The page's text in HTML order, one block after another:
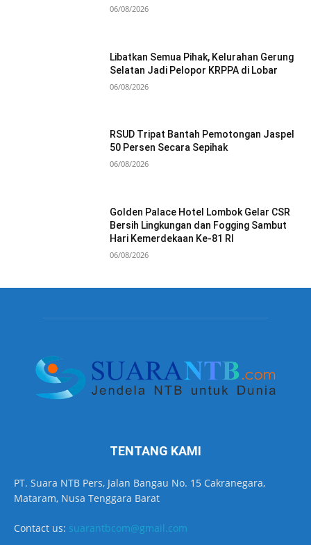
06/08/2026
Libatkan Semua Pihak, Kelurahan Gerung
Selatan Jadi Pelopor KRPPA di Lobar
06/08/2026
RSUD Tripat Bantah Pemotongan Jaspel
50 Persen Secara Sepihak
06/08/2026
Golden Palace Hotel Lombok Gelar CSR
Bersih Lingkungan dan Fogging Sambut
Hari Kemerdekaan Ke-81 RI
06/08/2026
TENTANG KAMI
PT. Suara NTB Pers, Jalan Bangau No. 15 Cakranegara,
Mataram, Nusa Tenggara Barat
Contact us: suarantbcom@gmail.com